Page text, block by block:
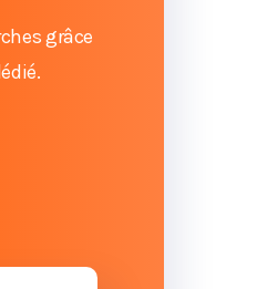
grâce